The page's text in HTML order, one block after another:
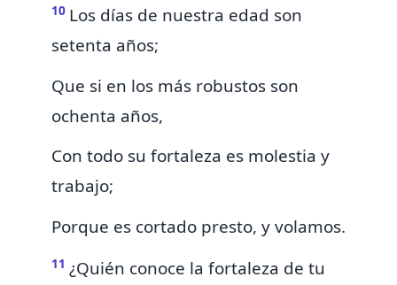
10 Los días de nuestra edad son
setenta años;
Que si en los más robustos son
ochenta años,
Con todo su fortaleza es molestia y
trabajo;
Porque es cortado presto, y volamos.
11 ¿Quién conoce la fortaleza de tu